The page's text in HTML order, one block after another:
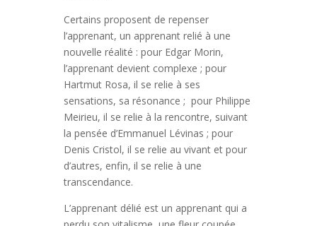
Certains proposent de repenser
l’apprenant, un apprenant relié à une
nouvelle réalité : pour Edgar Morin,
l’apprenant devient complexe ; pour
Hartmut Rosa, il se relie à ses
sensations, sa résonance ; pour Philippe
Meirieu, il se relie à la rencontre, suivant
la pensée d’Emmanuel Lévinas ; pour
Denis Cristol, il se relie au vivant et pour
d’autres, enfin, il se relie à une
transcendance.
L’apprenant délié est un apprenant qui a